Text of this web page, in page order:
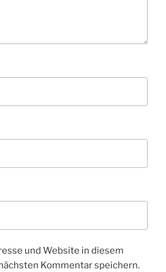
und Website in diesem
Kommentar speichern.